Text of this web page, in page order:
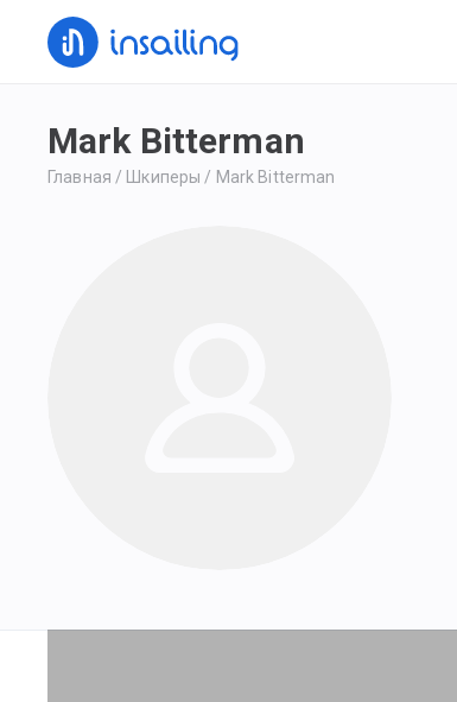
Mark Bitterman
Главная / Шкиперы / Mark Bitterman